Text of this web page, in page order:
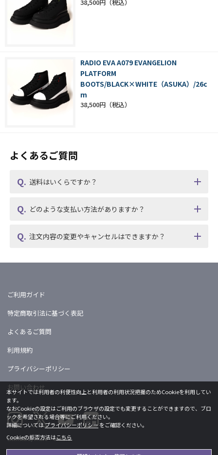
38,500円
RADIO EVA A079 EVANGELION
PLATFORM
BOOTS/BLACK×WHITE（ASUKA）/26c
m
38,500円
よくあるご質問
送料はいくらですか？
どのような支払い方法がありますか？
注文内容の変更やキャンセルはできますか？
ご利用ガイド
特定商取引法に基づく表記
よくあるご質問
利用規約
プライバシーポリシー
お問い合わせ
Licensed by khara ©khara
本サイトでは利用者の利便性向上と利用者の利用状況把握のためCookieを利用してい
ます。
なおCookieの設定はご利用のブラウザの設定でも変更することができますので、ブロ
ックを希望される場合等にご利用ください。
詳細についてはプライバシーポリシーをご確認ください。
Cookieの拒否方法はこちら